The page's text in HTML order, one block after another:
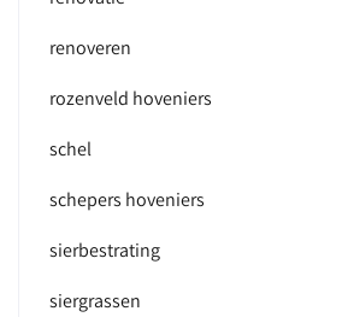
renoveren
rozenveld hoveniers
schel
schepers hoveniers
sierbestrating
siergrassen